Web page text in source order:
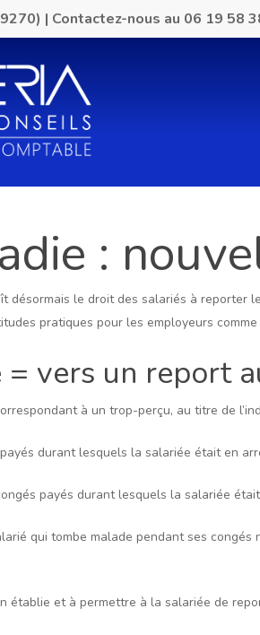
| Contactez-nous au 06 19 58
:
le droit des salariés à reporter
pratiques pour les employeurs
vers un report
à un trop-perçu, au titre de
durant lesquels la salariée était en
payés durant lesquels la salariée
qui tombe malade pendant ses
et à permettre à la salariée de